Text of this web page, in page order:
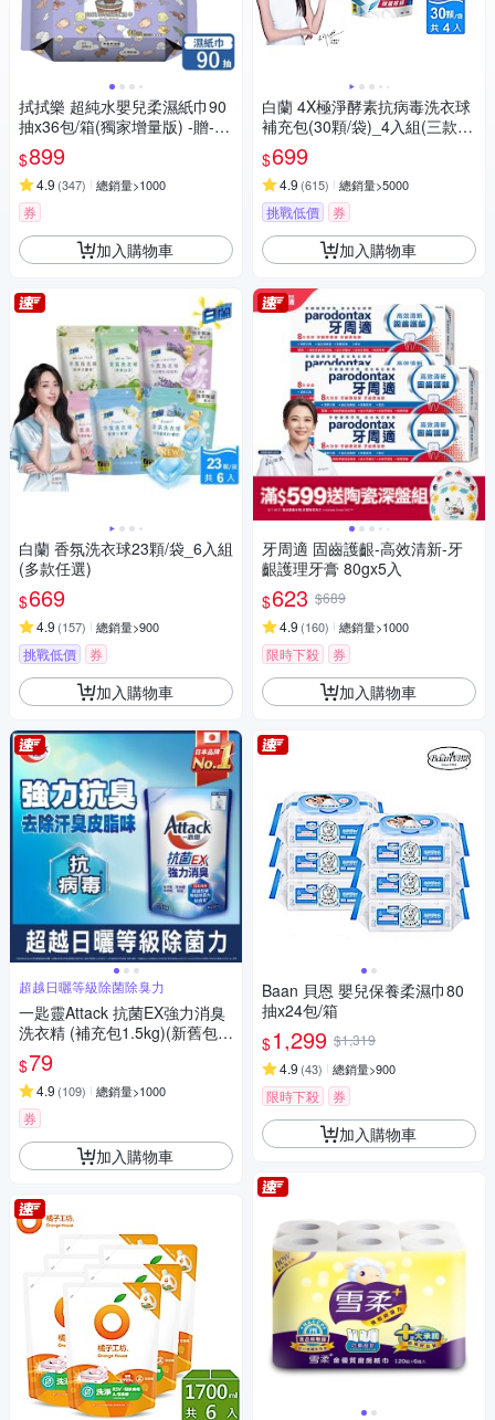
拭拭樂 超純水嬰兒柔濕紙巾90
抽x36包/箱(獨家增量版) -贈-酒
精濕紙巾10抽x3包
$899
4.9 (347) 總銷量>1000
券
加入購物車
白蘭 香氛洗衣球23顆/袋_6入組
(多款任選)
$669
4.9 (157) 總銷量>900
挑戰低價 券
加入購物車
超越日曬等級除菌除臭力
一匙靈Attack 抗菌EX強力消臭
洗衣精 (補充包1.5kg)(新舊包裝
混出)
$79
4.9 (109) 總銷量>1000
券
加入購物車
白蘭 4X極淨酵素抗病毒洗衣球
補充包(30顆/袋)_4入組(三款任
選)
$699
4.9 (615) 總銷量>5000
挑戰低價 券
加入購物車
牙周適 固齒護齦-高效清新-牙
齦護理牙膏 80gx5入
$623 $689
4.9 (160) 總銷量>1000
限時下殺 券
加入購物車
Baan 貝恩 嬰兒保養柔濕巾80
抽x24包/箱
$1,299 $1,319
4.9 (43) 總銷量>900
限時下殺 券
加入購物車